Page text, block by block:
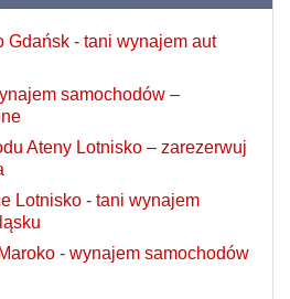
Gdańsk - tani wynajem aut
samochodów –
Ateny Lotnisko – zarezerwuj
Lotnisko - tani wynajem
- wynajem samochodów